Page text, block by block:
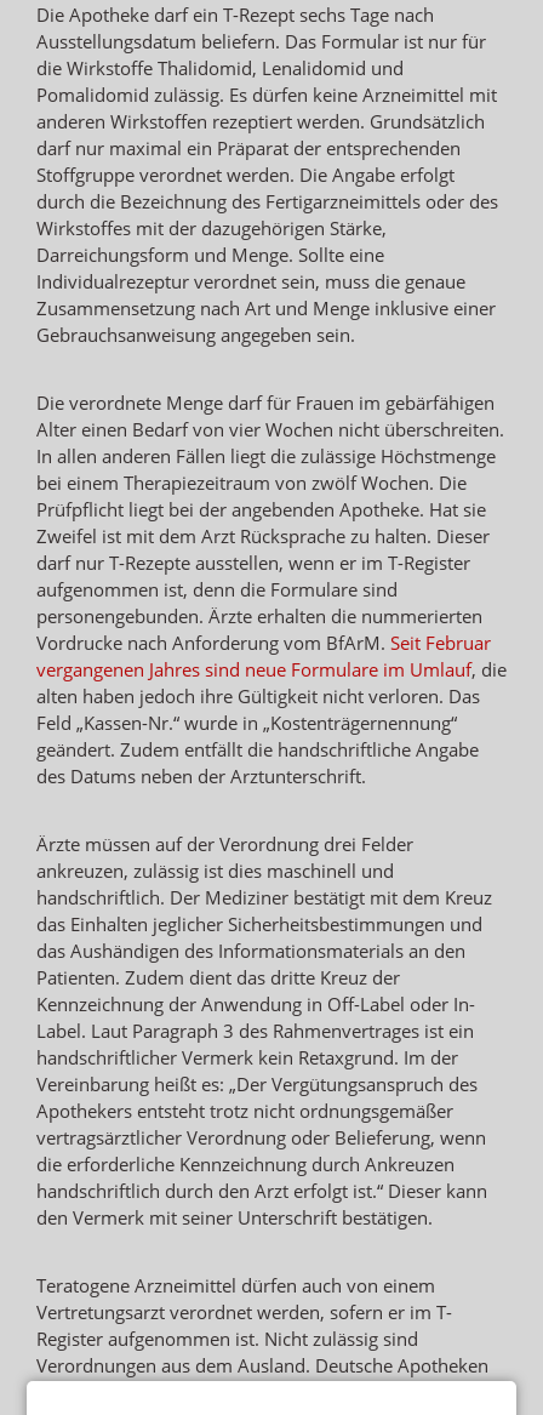
Die Apotheke darf ein T-Rezept sechs Tage nach
Ausstellungsdatum beliefern. Das Formular ist nur für
die Wirkstoffe Thalidomid, Lenalidomid und
Pomalidomid zulässig. Es dürfen keine Arzneimittel mit
anderen Wirkstoffen rezeptiert werden. Grundsätzlich
darf nur maximal ein Präparat der entsprechenden
Stoffgruppe verordnet werden. Die Angabe erfolgt
durch die Bezeichnung des Fertigarzneimittels oder des
Wirkstoffes mit der dazugehörigen Stärke,
Darreichungsform und Menge. Sollte eine
Individualrezeptur verordnet sein, muss die genaue
Zusammensetzung nach Art und Menge inklusive einer
Gebrauchsanweisung angegeben sein.
Die verordnete Menge darf für Frauen im gebärfähigen
Alter einen Bedarf von vier Wochen nicht überschreiten.
In allen anderen Fällen liegt die zulässige Höchstmenge
bei einem Therapiezeitraum von zwölf Wochen. Die
Prüfpflicht liegt bei der angebenden Apotheke. Hat sie
Zweifel ist mit dem Arzt Rücksprache zu halten. Dieser
darf nur T-Rezepte ausstellen, wenn er im T-Register
aufgenommen ist, denn die Formulare sind
personengebunden. Ärzte erhalten die nummerierten
Vordrucke nach Anforderung vom BfArM. Seit Februar
vergangenen Jahres sind neue Formulare im Umlauf, die
alten haben jedoch ihre Gültigkeit nicht verloren. Das
Feld „Kassen-Nr.“ wurde in „Kostenträgernennung“
geändert. Zudem entfällt die handschriftliche Angabe
des Datums neben der Arztunterschrift.
Ärzte müssen auf der Verordnung drei Felder
ankreuzen, zulässig ist dies maschinell und
handschriftlich. Der Mediziner bestätigt mit dem Kreuz
das Einhalten jeglicher Sicherheitsbestimmungen und
das Aushändigen des Informationsmaterials an den
Patienten. Zudem dient das dritte Kreuz der
Kennzeichnung der Anwendung in Off-Label oder In-
Label. Laut Paragraph 3 des Rahmenvertrages ist ein
handschriftlicher Vermerk kein Retaxgrund. Im der
Vereinbarung heißt es: „Der Vergütungsanspruch des
Apothekers entsteht trotz nicht ordnungsgemäßer
vertragsärztlicher Verordnung oder Belieferung, wenn
die erforderliche Kennzeichnung durch Ankreuzen
handschriftlich durch den Arzt erfolgt ist.“ Dieser kann
den Vermerk mit seiner Unterschrift bestätigen.
Teratogene Arzneimittel dürfen auch von einem
Vertretungsarzt verordnet werden, sofern er im T-
Register aufgenommen ist. Nicht zulässig sind
Verordnungen aus dem Ausland. Deutsche Apotheken